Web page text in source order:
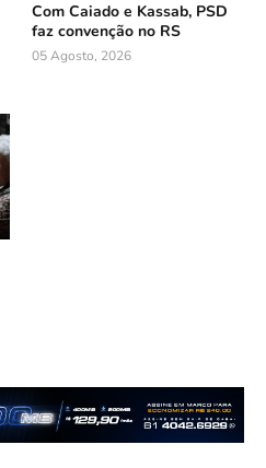
Com Caiado e Kassab, PSD
faz convenção no RS
05 Agosto, 2026